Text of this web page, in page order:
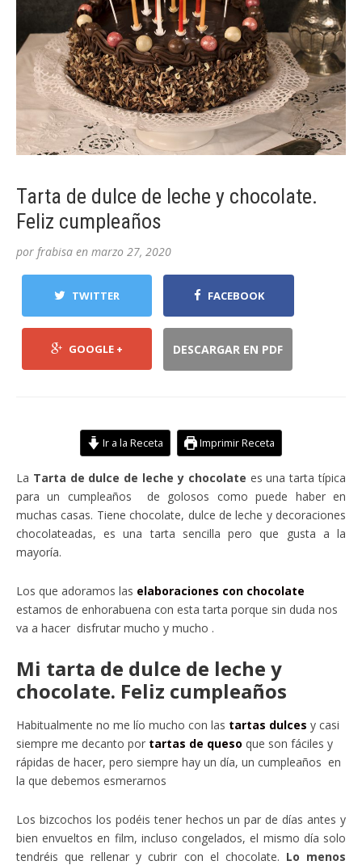
Tarta de dulce de leche y chocolate.
Feliz cumpleaños
por frabisa en marzo 27, 2020
TWITTER FACEBOOK
GOOGLE + DESCARGAR EN PDF
Ir a la Receta Imprimir Receta
La Tarta de dulce de leche y chocolate es una tarta típica
para un cumpleaños de golosos como puede haber en
muchas casas. Tiene chocolate, dulce de leche y decoraciones
chocolateadas, es una tarta sencilla pero que gusta a la
mayoría.
Los que adoramos las elaboraciones con chocolate
estamos de enhorabuena con esta tarta porque sin duda nos
va a hacer disfrutar mucho y mucho .
Mi tarta de dulce de leche y
chocolate. Feliz cumpleaños
Habitualmente no me lío mucho con las tartas dulces y casi
siempre me decanto por tartas de queso que son fáciles y
rápidas de hacer, pero siempre hay un día, un cumpleaños en
la que debemos esmerarnos
Los bizcochos los podéis tener hechos un par de días antes y
bien envueltos en film, incluso congelados, el mismo día solo
tendréis que rellenar y cubrir con el chocolate. Lo menos